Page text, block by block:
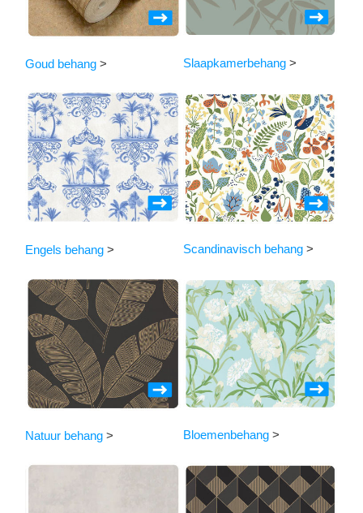
Goud behang > Slaapkamerbehang >
Engels behang > Scandinavisch behang >
Natuur behang > Bloemenbehang >